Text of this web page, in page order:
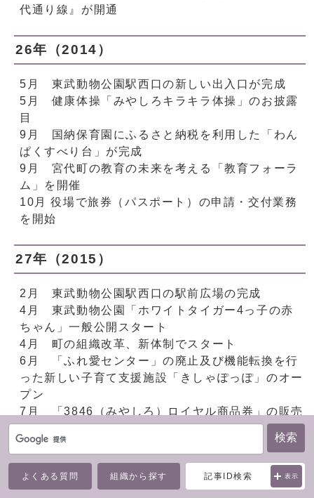
検索
よくある質問 組織から探す 記事ID検索 表示
代通り線』が開通
26年（2014）
5月 東武動物公園駅西口の新しい出入口が完成
5月 健康体操「みやしろキラキラ体操」のお披露
目
9月 国納保育園にふるさと納税を利用した「わん
ぱくすべり台」が完成
9月 宮代町の教育の未来を考える「教育フォーラ
ム」を開催
10月 役場で旅券（パスポート）の申請・交付業務
を開始
27年（2015）
2月 東武動物公園駅西口の駅前広場の完成
4月 東武動物公園「ホワイトタイガー4っ子の赤
ちゃん」一般公開スタート
4月 町の組織改革、新体制でスタート
6月 「ふれ愛センター」の廃止及び機能転換を行
った新しい子育て支援施設「きしゃぽっぽ」のオー
プン
7月 「3846（みやしろ）ロイヤル商品券」の販売
11月 マイナンバー制度（社会保障・税番号制
度）通知カードを送付
12月 イルミネーション点灯式でお披露目、60周